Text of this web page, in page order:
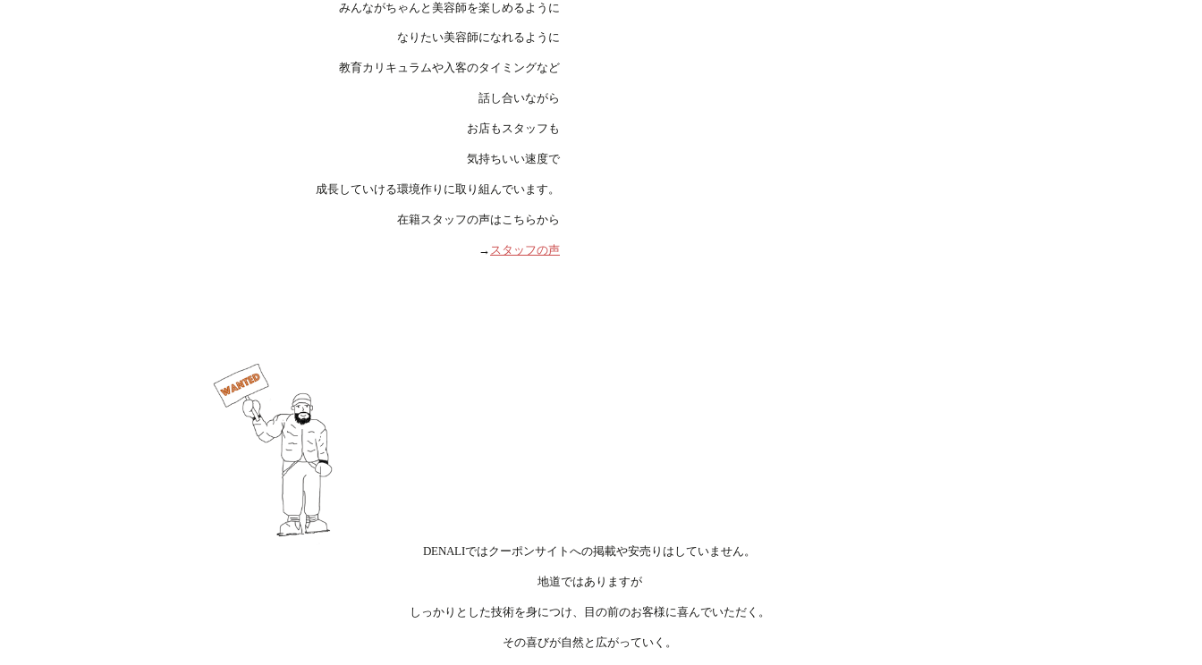
みんながちゃんと美容師を楽しめるように
なりたい美容師になれるように
教育カリキュラムや入客のタイミングなど
話し合いながら
お店もスタッフも
気持ちいい速度で
​成長していける環境作りに取り組んでいます。
在籍スタッフの声はこちらから
→ スタッフの声
DENALIではクーポンサイトへの掲載や安売りはしていません。
地道ではありますが
しっかりとした技術を身につけ、目の前のお客様に喜んでいただく。
その喜びが自然と広がっていく。